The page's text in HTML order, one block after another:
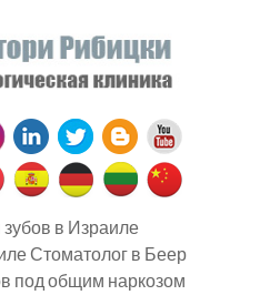
в Израиле
Стоматолог в Беер
под общим наркозом